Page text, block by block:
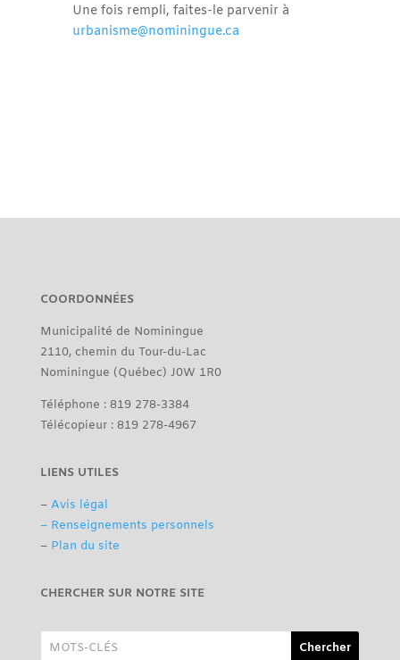
Une fois rempli, faites-le parvenir à
urbanisme@nominingue.ca
COORDONNÉES
Municipalité de Nominingue
2110, chemin du Tour-du-Lac
Nominingue (Québec) J0W 1R0
Téléphone : 819 278-3384
Télécopieur : 819 278-4967
LIENS UTILES
– Avis légal
– Renseignements personnels
– Plan du site
CHERCHER SUR NOTRE SITE